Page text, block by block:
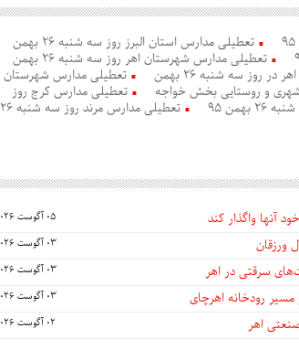
تعطیلی مدارس استان البرز روز سه شنبه 26 بهمن
تعطیلی مدارس شهرستان اهر روز سه شنبه 26 بهمن
روز سه شنبه 26 بهمن
تعطیلی مدارس شهرستان
و روستایی بخش خواجه
تعطیلی مدارس کرج روز
95
تعطیلی مدارس مرند روز سه شنبه 26
آنها واگذار کند 05 آگوست 2026
ورزقان 03 آگوست 2026
03 آگوست 2026
رودخانه اهرچای 03 آگوست 2026
اهر 02 آگوست 2026